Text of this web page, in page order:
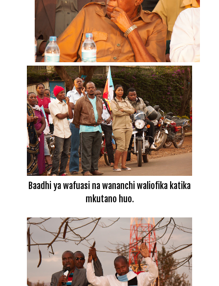
Baadhi ya wafuasi na wananchi waliofika katika
mkutano huo.